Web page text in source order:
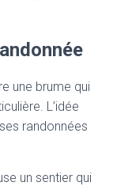
une brume qui
L’idée
randonnées
un sentier qui